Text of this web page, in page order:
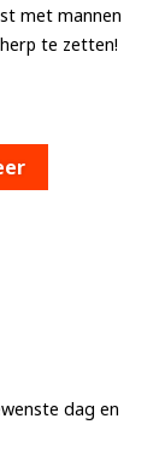
met mannen
te zetten!
dag en